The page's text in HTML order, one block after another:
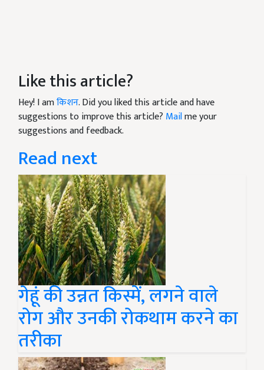
Like this article?
Hey! I amकिशन. Did you liked this article and have
suggestions to improve this article? Mailme your
suggestions and feedback.
Read next
गेहूं की उन्नत किस्में, लगने वाले
रोग और उनकी रोकथाम करने का
तरीका